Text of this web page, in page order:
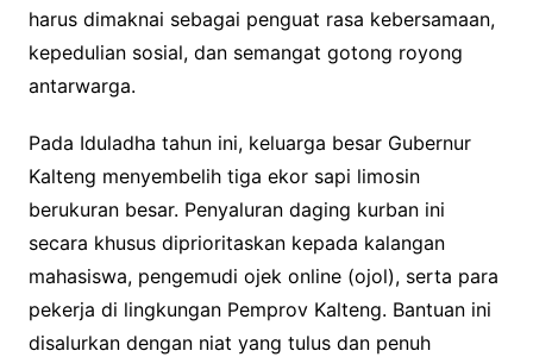
harus dimaknai sebagai penguat rasa kebersamaan,
kepedulian sosial, dan semangat gotong royong
antarwarga.
Pada Iduladha tahun ini, keluarga besar Gubernur
Kalteng menyembelih tiga ekor sapi limosin
berukuran besar. Penyaluran daging kurban ini
secara khusus diprioritaskan kepada kalangan
mahasiswa, pengemudi ojek online (ojol), serta para
pekerja di lingkungan Pemprov Kalteng. Bantuan ini
disalurkan dengan niat yang tulus dan penuh